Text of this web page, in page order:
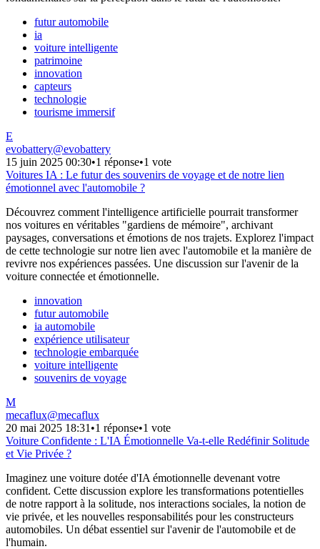
futur automobile
ia
voiture intelligente
patrimoine
innovation
capteurs
technologie
tourisme immersif
E
evobattery@evobattery
15 juin 2025 00:30•1 réponse•1 vote
Voitures IA : Le futur des souvenirs de voyage et de notre lien
émotionnel avec l'automobile ?
Découvrez comment l'intelligence artificielle pourrait transformer
nos voitures en véritables "gardiens de mémoire", archivant
paysages, conversations et émotions de nos trajets. Explorez l'impact
de cette technologie sur notre lien avec l'automobile et la manière de
revivre nos expériences passées. Une discussion sur l'avenir de la
voiture connectée et émotionnelle.
innovation
futur automobile
ia automobile
expérience utilisateur
technologie embarquée
voiture intelligente
souvenirs de voyage
M
mecaflux@mecaflux
20 mai 2025 18:31 •1 réponse•1 vote
Voiture Confidente : L'IA Émotionnelle Va-t-elle Redéfinir Solitude
et Vie Privée ?
Imaginez une voiture dotée d'IA émotionnelle devenant votre
confident. Cette discussion explore les transformations potentielles
de notre rapport à la solitude, nos interactions sociales, la notion de
vie privée, et les nouvelles responsabilités pour les constructeurs
automobiles. Un débat essentiel sur l'avenir de l'automobile et de
l'humain.